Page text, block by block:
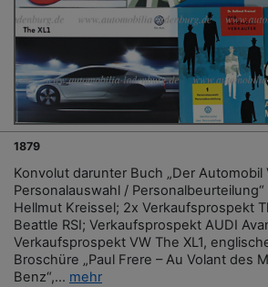
1879
Konvolut darunter Buch „Der Automobil
Personalauswahl / Personalbeurteilung“
Hellmut Kreissel; 2x Verkaufsprospekt
Beattle RSI; Verkaufsprospekt AUDI
Verkaufsprospekt VW The XL1,
Broschüre „Paul Frere – Au Volant des
Benz“,... mehr